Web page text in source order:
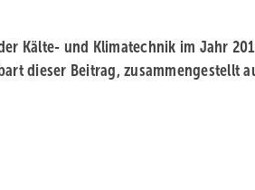
Kälte- und Klimatechnik im Jahr
dieser Beitrag, zusammengestellt